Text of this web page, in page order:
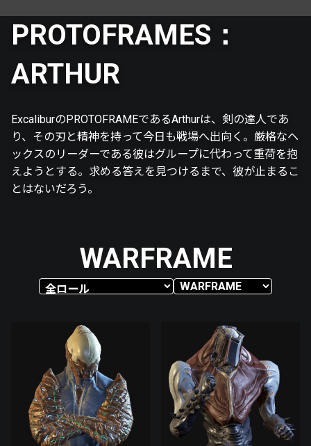
PROTOFRAMES：
ARTHUR
ExcaliburのPROTOFRAMEであるArthurは、剣の達人であ
り、その刃と精神を持って今日も戦場へ出向く。厳格なヘ
ックスのリーダーである彼はグループに代わって重荷を抱
えようとする。求める答えを見つけるまで、彼が止まるこ
とはないだろう。
WARFRAME